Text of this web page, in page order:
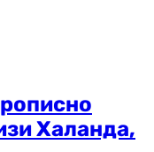
Халанда,